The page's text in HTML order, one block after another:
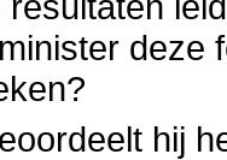
deze
hij